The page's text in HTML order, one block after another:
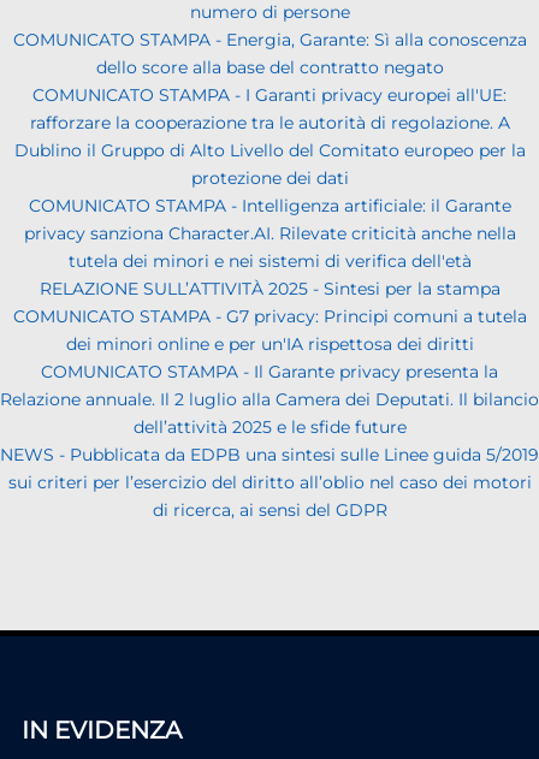
numero di persone
COMUNICATO STAMPA - Energia, Garante: Sì alla conoscenza
dello score alla base del contratto negato
COMUNICATO STAMPA - I Garanti privacy europei all'UE:
rafforzare la cooperazione tra le autorità di regolazione. A
Dublino il Gruppo di Alto Livello del Comitato europeo per la
protezione dei dati
COMUNICATO STAMPA - Intelligenza artificiale: il Garante
privacy sanziona Character.AI. Rilevate criticità anche nella
tutela dei minori e nei sistemi di verifica dell'età
RELAZIONE SULL’ATTIVITÀ 2025 - Sintesi per la stampa
COMUNICATO STAMPA - G7 privacy: Principi comuni a tutela
dei minori online e per un'IA rispettosa dei diritti
COMUNICATO STAMPA - Il Garante privacy presenta la
Relazione annuale. Il 2 luglio alla Camera dei Deputati. Il bilancio
dell’attività 2025 e le sfide future
NEWS - Pubblicata da EDPB una sintesi sulle Linee guida 5/2019
sui criteri per l’esercizio del diritto all’oblio nel caso dei motori
di ricerca, ai sensi del GDPR
IN EVIDENZA